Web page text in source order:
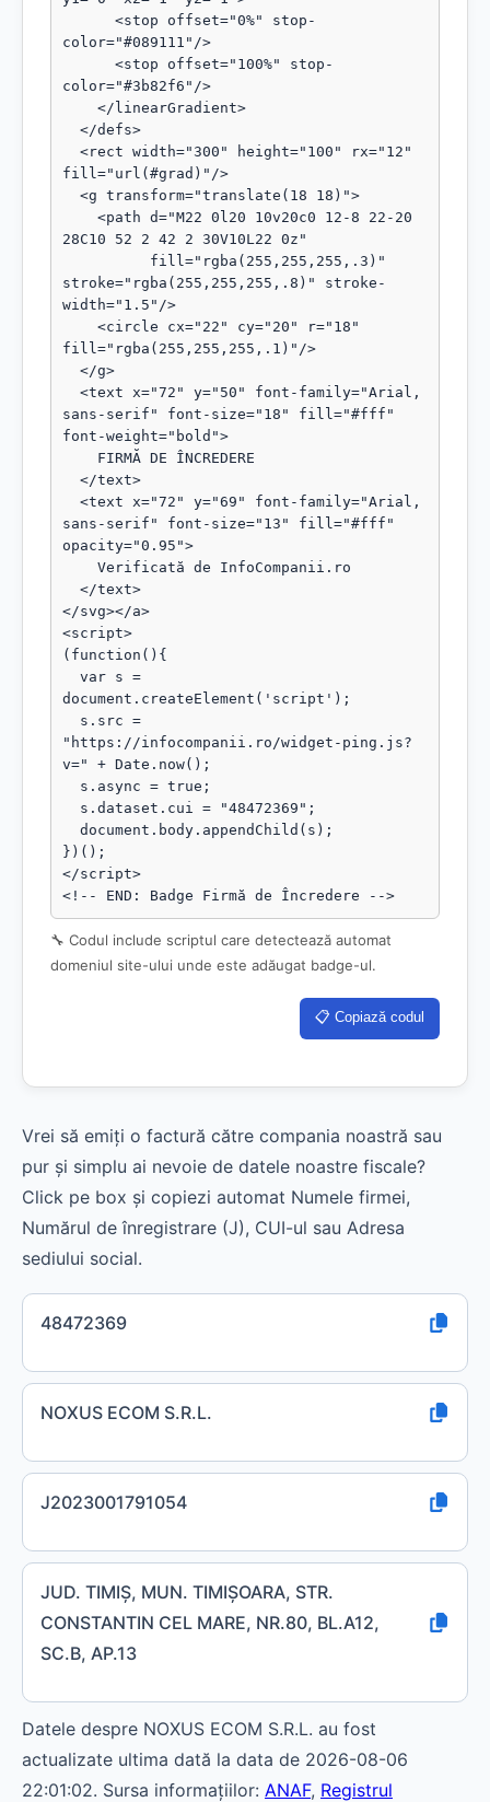
color="#089111"/>
color="#3b82f6"/>
fill="url(#grad)"/>
28C10 52 2 42 2 30V10L22 0z"
stroke="rgba(255,255,255,.8)" stroke-
width="1.5"/>
fill="rgba(255,255,255,.1)"/>
sans-serif" font-size="18" fill="#fff"
font-weight="bold">
sans-serif" font-size="13" fill="#fff"
opacity="0.95">
</svg></a>
<script>
(function(){
document.createElement('script');
"https://infocompanii.ro/widget-ping.js?
v=" + Date.now();
})();
</script>
<!-- END: Badge Firmă de Încredere -->
🔧 Codul include scriptul care detectează automat
domeniul site-ului unde este adăugat badge-ul.
📋 Copiază codul
Vrei să emiți o factură către compania noastră sau
pur și simplu ai nevoie de datele noastre fiscale?
Click pe box și copiezi automat Numele firmei,
Numărul de înregistrare (J), CUI-ul sau Adresa
sediului social.
48472369
NOXUS ECOM S.R.L.
J2023001791054
JUD. TIMIŞ, MUN. TIMIŞOARA, STR.
CONSTANTIN CEL MARE, NR.80, BL.A12,
SC.B, AP.13
Datele despre NOXUS ECOM S.R.L. au fost
actualizate ultima dată la data de 2026-08-06
22:01:02. Sursa informațiilor: ANAF, Registrul